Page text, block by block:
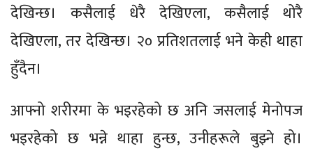
देखिन्छ। कसैलाई धेरै देखिएला, कसैलाई थोरै
देखिएला, तर देखिन्छ। २० प्रतिशतलाई भने केही थाहा
हुँदैन।
आफ्नो शरीरमा के भइरहेको छ अनि जसलाई मेनोपज
भइरहेको छ भन्ने थाहा हुन्छ, उनीहरूले बुझ्ने हो।